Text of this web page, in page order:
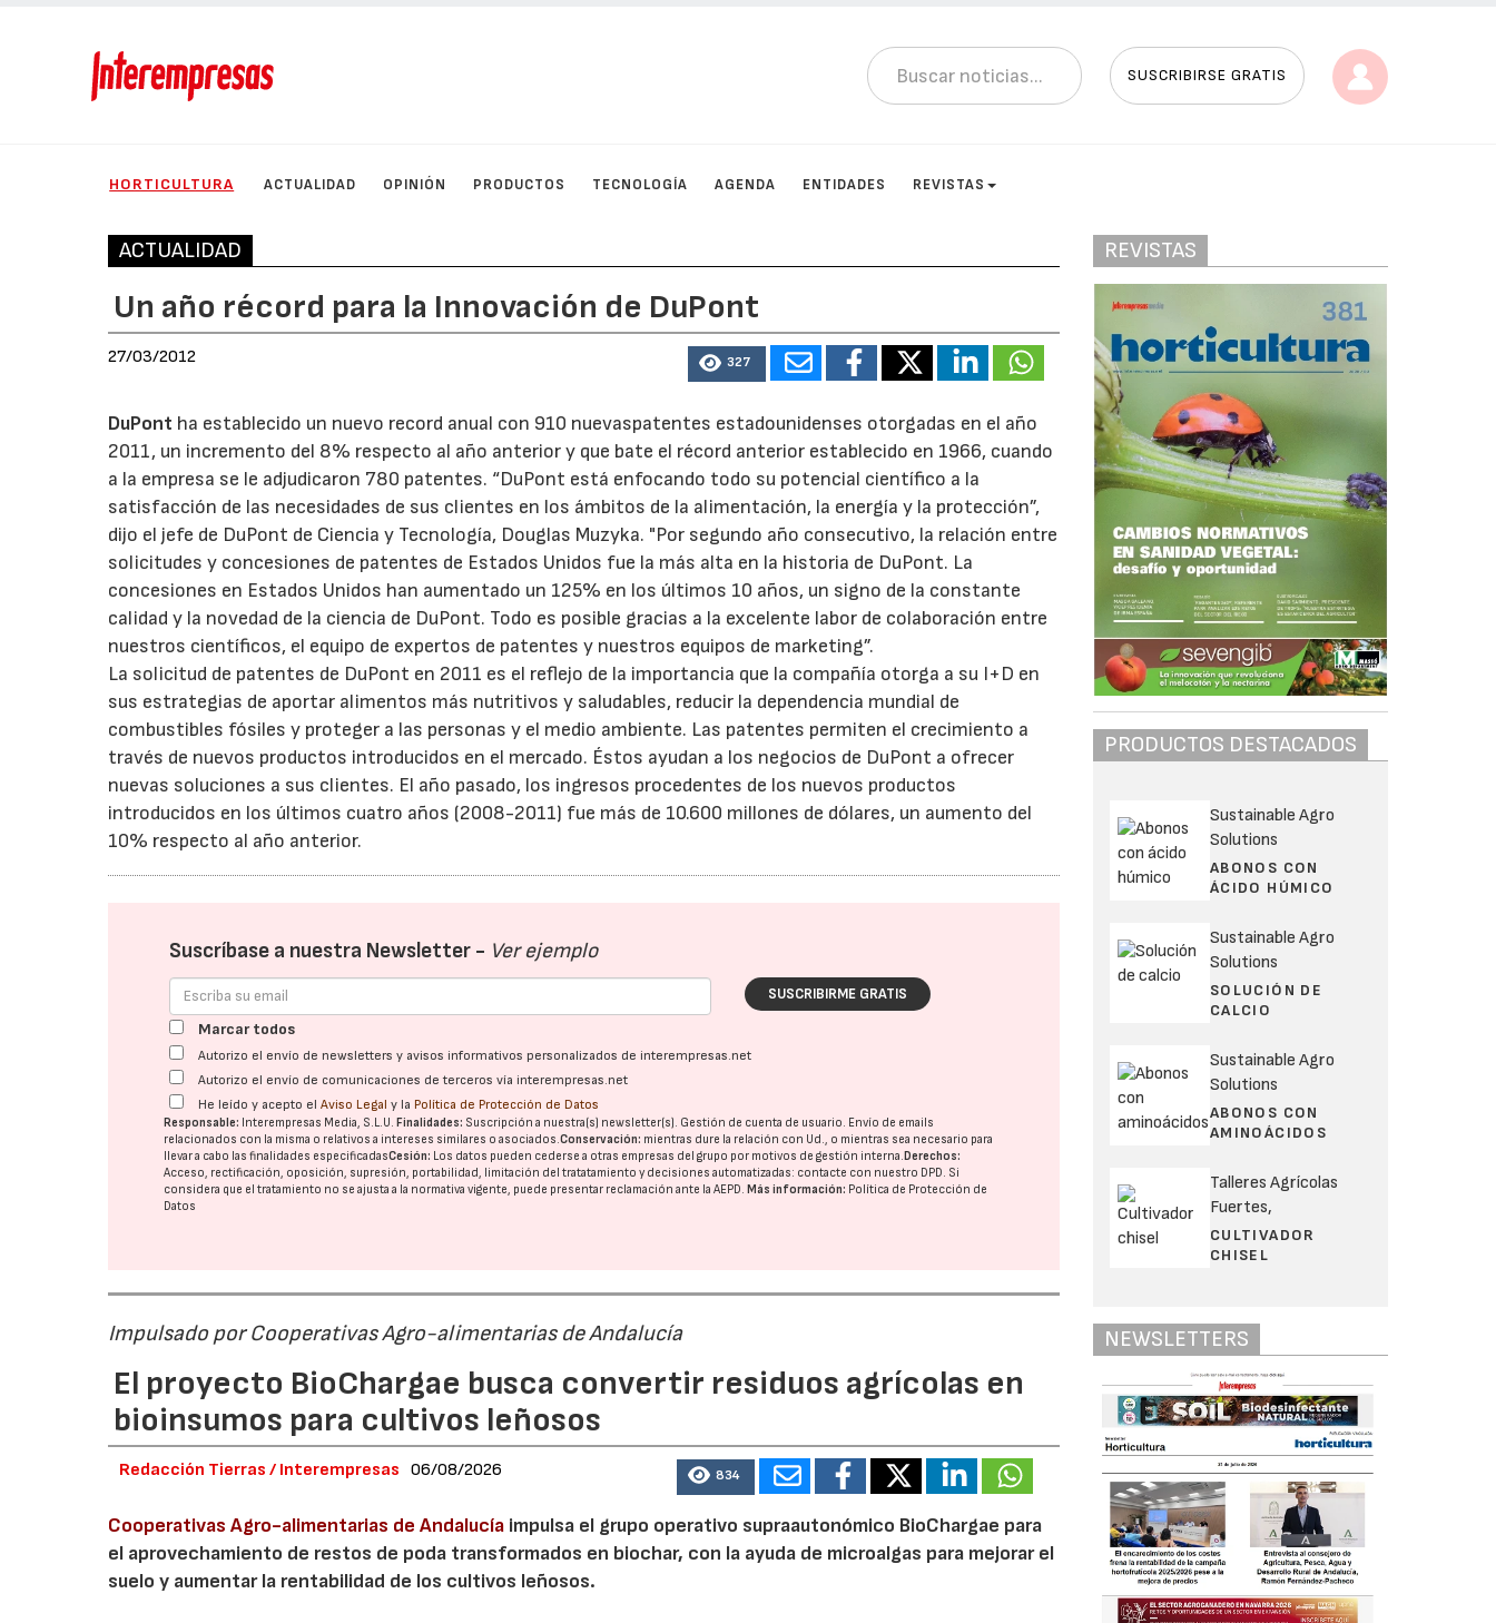
SUSCRIBIRSE GRATIS
HORTICULTURA ACTUALIDAD OPINIÓN PRODUCTOS TECNOLOGÍA AGENDA ENTIDADES REVISTAS
ACTUALIDAD
Un año récord para la Innovación de DuPont
27/03/2012 327
DuPont ha establecido un nuevo record anual con 910 nuevaspatentes estadounidenses otorgadas en el año
2011, un incremento del 8% respecto al año anterior y que bate el récord anterior establecido en 1966, cuando
a la empresa se le adjudicaron 780 patentes. “DuPont está enfocando todo su potencial científico a la
satisfacción de las necesidades de sus clientes en los ámbitos de la alimentación, la energía y la protección”,
dijo el jefe de DuPont de Ciencia y Tecnología, Douglas Muzyka. "Por segundo año consecutivo, la relación entre
solicitudes y concesiones de patentes de Estados Unidos fue la más alta en la historia de DuPont. La
concesiones en Estados Unidos han aumentado un 125% en los últimos 10 años, un signo de la constante
calidad y la novedad de la ciencia de DuPont. Todo es posible gracias a la excelente labor de colaboración entre
nuestros científicos, el equipo de expertos de patentes y nuestros equipos de marketing”.
La solicitud de patentes de DuPont en 2011 es el reflejo de la importancia que la compañía otorga a su I+D en
sus estrategias de aportar alimentos más nutritivos y saludables, reducir la dependencia mundial de
combustibles fósiles y proteger a las personas y el medio ambiente. Las patentes permiten el crecimiento a
través de nuevos productos introducidos en el mercado. Éstos ayudan a los negocios de DuPont a ofrecer
nuevas soluciones a sus clientes. El año pasado, los ingresos procedentes de los nuevos productos
introducidos en los últimos cuatro años (2008-2011) fue más de 10.600 millones de dólares, un aumento del
10% respecto al año anterior.
Suscríbase a nuestra Newsletter - Ver ejemplo
SUSCRIBIRME GRATIS
Marcar todos
Autorizo el envío de newsletters y avisos informativos personalizados de interempresas.net
Autorizo el envío de comunicaciones de terceros vía interempresas.net
He leído y acepto elAviso Legal y la Política de Protección de Datos
Responsable: Interempresas Media, S.L.U.Finalidades: Suscripción a nuestra(s) newsletter(s). Gestión de cuenta de usuario. Envío de emails
relacionados con la misma o relativos a intereses similares o asociados.Conservación: mientras dure la relación con Ud., o mientras sea necesario para
llevar a cabo las finalidades especificadasCesión: Los datos pueden cederse a otras empresas del grupo por motivos de gestión interna.Derechos:
Acceso, rectificación, oposición, supresión, portabilidad, limitación del tratatamiento y decisiones automatizadas: contacte con nuestro DPD. Si
considera que el tratamiento no se ajusta a la normativa vigente, puede presentar reclamación ante laAEPD.Más información: Política de Protección de
Datos
Impulsado por Cooperativas Agro-alimentarias de Andalucía
El proyecto BioChargae busca convertir residuos agrícolas en
bioinsumos para cultivos leñosos
Redacción Tierras / Interempresas 06/08/2026 834
Cooperativas Agro-alimentarias de Andalucía impulsa el grupo operativo supraautonómico BioChargae para
el aprovechamiento de restos de poda transformados en biochar, con la ayuda de microalgas para mejorar el
suelo y aumentar la rentabilidad de los cultivos leñosos.
REVISTAS
PRODUCTOS DESTACADOS
Sustainable Agro
Solutions
ABONOS CON
ÁCIDO HÚMICO
Sustainable Agro
Solutions
SOLUCIÓN DE
CALCIO
Sustainable Agro
Solutions
ABONOS CON
AMINOÁCIDOS
Talleres Agrícolas
Fuertes,
CULTIVADOR
CHISEL
NEWSLETTERS